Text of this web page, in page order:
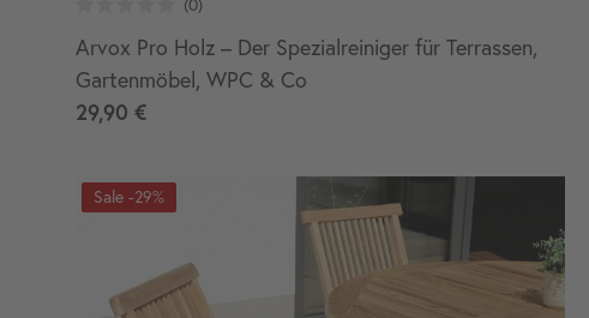
Arvox Pro Holz – Der Spezialreiniger für Terrassen,
Gartenmöbel, WPC & Co
29,90 €
-29%